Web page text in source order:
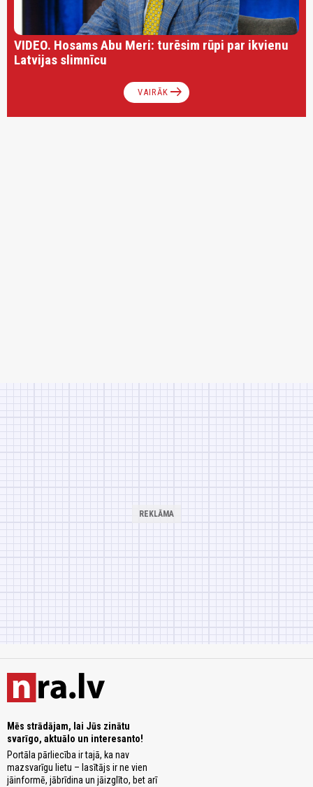
VIDEO. Hosams Abu Meri: turēsim rūpi par ikvienu
Latvijas slimnīcu
VAIRĀK arrow_right_alt
Mēs strādājam, lai Jūs zinātu
svarīgo, aktuālo un interesanto!
Portāla pārliecība ir tajā, ka nav
mazsvarīgu lietu – lasītājs ir ne vien
jāinformē, jābrīdina un jāizglīto, bet arī